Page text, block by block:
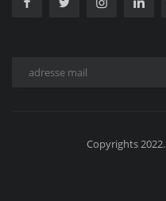
Copyrights